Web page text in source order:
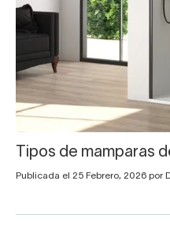
Tipos de mamparas
Publicada el 25 Febrero, 2026 por